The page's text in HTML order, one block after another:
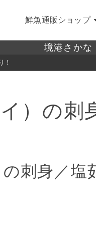
鮮魚通販ショップ
境港さかな
！
）の刺
刺身／塩